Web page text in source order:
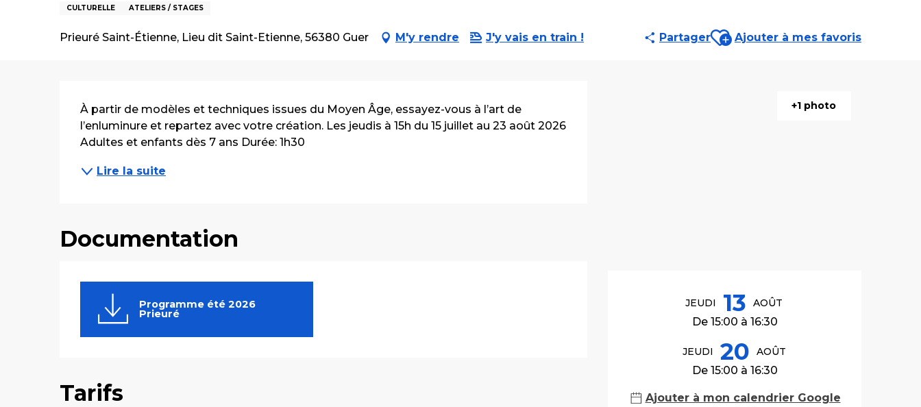
CULTURELLE ATELIERS / STAGES
Prieuré Saint-Étienne, Lieu dit Saint-Etienne, 56380 Guer M'y rendre J'y vais en train ! PartagerAjouter aux favoris
Ajouter à mes favoris
+1 photo
Ouverture et
JEUDI 13 AOÛT
De 15:00 à 16:30
JEUDI 20 AOÛT
De 15:00 à 16:30
Ajouter à mon calendrier Google
Description
À partir de modèles et techniques issues du Moyen Âge, essayez-vous à l’art de
l’enluminure et repartez avec votre création. Les jeudis à 15h du 15 juillet au 23 août 2026
Adultes et enfants dès 7 ans Durée: 1h30
Lire la suite
Documentation
Programme été 2026
Prieuré
Tarifs